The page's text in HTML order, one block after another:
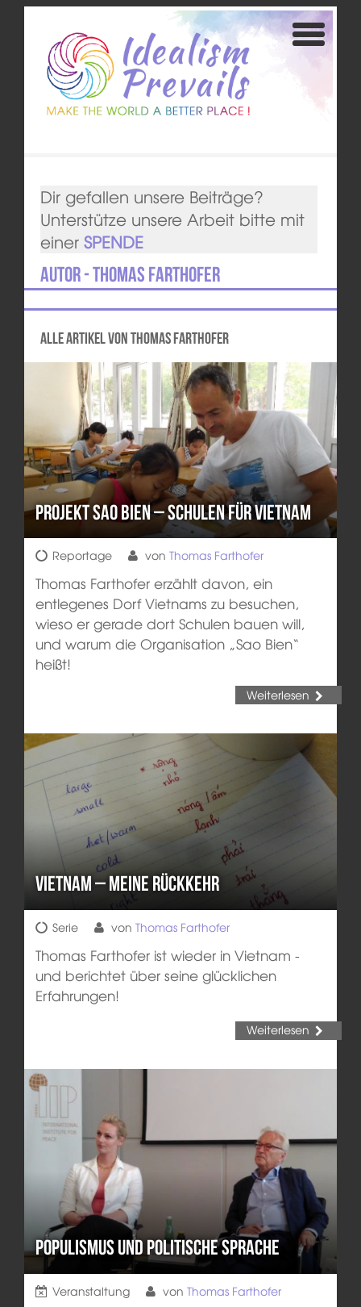
Dir gefallen unsere Beiträge?
Unterstütze unsere Arbeit bitte mit
einer SPENDE
Autor - Thomas Farthofer
Alle Artikel von Thomas Farthofer
Projekt Sao Bien – Schulen für Vietnam
Reportage von Thomas Farthofer
Thomas Farthofer erzählt davon, ein
entlegenes Dorf Vietnams zu besuchen,
wieso er gerade dort Schulen bauen will,
und warum die Organisation „Sao Bien“
heißt!
Weiterlesen
Vietnam – Meine Rückkehr
Serie von Thomas Farthofer
Thomas Farthofer ist wieder in Vietnam -
und berichtet über seine glücklichen
Erfahrungen!
Weiterlesen
Populismus und politische Sprache
Veranstaltung von Thomas Farthofer